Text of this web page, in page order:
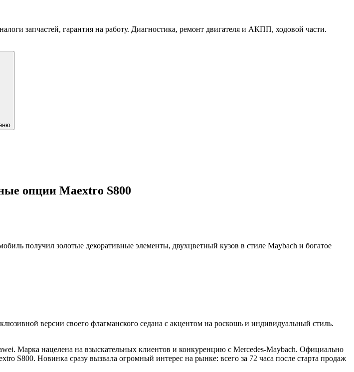
запчастей, гарантия на работу. Диагностика, ремонт двигателя и АКПП, ходовой части.
опции Maextro S800
получил золотые декоративные элементы, двухцветный кузов в стиле Maybach и богатое
версии своего флагманского седана с акцентом на роскошь и индивидуальный стиль.
Марка нацелена на взыскательных клиентов и конкуренцию с Mercedes-Maybach. Официально
S800. Новинка сразу вызвала огромный интерес на рынке: всего за 72 часа после старта продаж